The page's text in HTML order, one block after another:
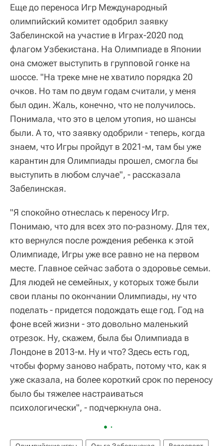
Еще до переноса Игр Международный
олимпийский комитет одобрил заявку
Забелинской на участие в Играх-2020 под
флагом Узбекистана. На Олимпиаде в Японии
она сможет выступить в групповой гонке на
шоссе. "На треке мне не хватило порядка 20
очков. Но там по двум годам считали, у меня
был один. Жаль, конечно, что не получилось.
Понимала, что это в целом утопия, но шансы
были. А то, что заявку одобрили - теперь, когда
знаем, что Игры пройдут в 2021-м, там бы уже
карантин для Олимпиады прошел, смогла бы
выступить в любом случае", - рассказала
Забелинская.
"Я спокойно отнеслась к переносу Игр.
Понимаю, что для всех это по-разному. Для тех,
кто вернулся после рождения ребенка к этой
Олимпиаде, Игры уже все равно не на первом
месте. Главное сейчас забота о здоровье семьи.
Для людей не семейных, у которых тоже были
свои планы по окончании Олимпиады, ну что
поделать - придется подождать еще год. Год на
фоне всей жизни - это довольно маленький
отрезок. Ну, скажем, была бы Олимпиада в
Лондоне в 2013-м. Ну и что? Здесь есть год,
чтобы форму заново набрать, потому что, как я
уже сказала, на более короткий срок по переносу
было бы тяжелее настраиваться
психологически", - подчеркнула она.